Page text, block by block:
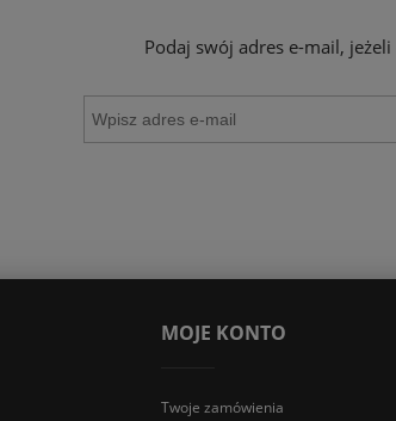
Podaj swój adres e-mail,
MOJE KONTO
Twoje zamówienia